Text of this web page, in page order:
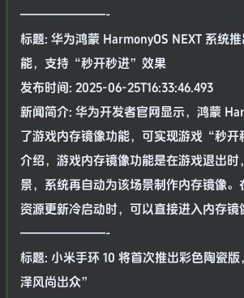
———————-
标题: 华为鸿蒙 HarmonyOS NEXT 系统
能，支持“秒开秒进”效果
发布时间: 2025-06-25T16:33:46.493
新闻简介: 华为开发者官网显示，鸿蒙
了游戏内存镜像功能，可实现游戏“秒
介绍，游戏内存镜像功能是在游戏退出时
景，系统再自动为该场景制作内存镜像。
资源更新冷启动时，可以直接进入内存镜
———————-
标题: 小米手环 10 将首次推出彩色陶瓷
泽风尚出众”